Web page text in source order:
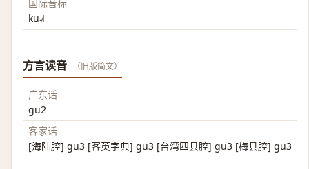
国际音标
ku˨˩˦
方言读音 （旧版简文）
广东话
gu2
客家话
[海陆腔] gu3 [客英字典] gu3 [台湾四县腔] gu3 [梅县腔] gu3